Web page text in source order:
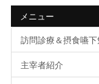
メニュー
訪問診療＆摂食嚥
主宰者紹介